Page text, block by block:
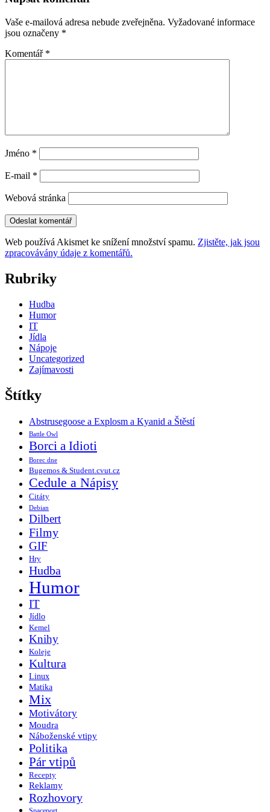
příspěvky
Vaše e-mailová adresa nebude zveřejněna. Vyžadované informace
jsou označeny *
Komentář *
Jméno *
E-mail *
Webová stránka
Web používá Akismet ke snížení množství spamu. Zjistěte, jak jsou
zpracovávány údaje z komentářů.
Rubriky
Hudba
Humor
IT
Jídla
Nápoje
Uncategorized
Zajímavosti
Štítky
Abstrusegoose a Explosm a Kyanid a Štěstí
Battle Owl
Borci a Idioti
Borec dne
Bugemos & Student.cvut.cz
Cedule a Nápisy
Citáty
Debian
Dilbert
Filmy
GIF
Hry
Hudba
Humor
IT
Jídlo
Kemel
Knihy
Koleje
Kultura
Linux
Matika
Mix
Motivátory
Moudra
Náboženské vtipy
Politika
Pár vtipů
Recepty
Reklamy
Rozhovory